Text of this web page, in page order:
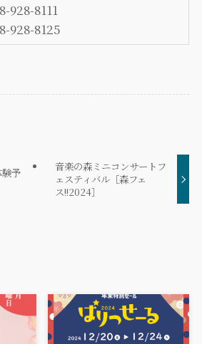
928-8111
928-8125
験予
音楽の森ミニコンサートフ
ェスティバル［森フェ
ス!!2024］